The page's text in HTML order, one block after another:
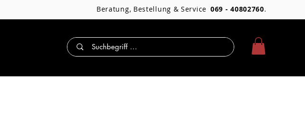
Beratung, Bestellung & Service 069 - 40802760.